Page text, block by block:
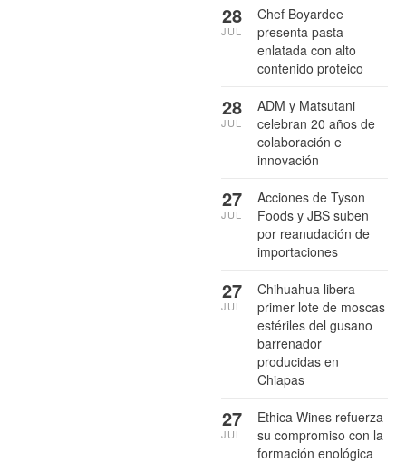
Chef Boyardee
presenta pasta
enlatada con alto
contenido proteico
28
JUL
ADM y Matsutani
celebran 20 años de
colaboración e
innovación
28
JUL
Acciones de Tyson
Foods y JBS suben
por reanudación de
importaciones
27
JUL
Chihuahua libera
primer lote de moscas
estériles del gusano
barrenador
producidas en
Chiapas
27
JUL
Ethica Wines refuerza
su compromiso con la
formación enológica
27
JUL